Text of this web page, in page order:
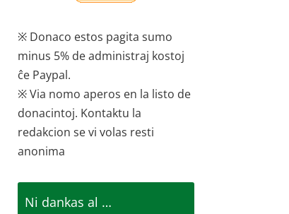
※ Donaco estos pagita sumo
minus 5% de administraj kostoj
ĉe Paypal.
※ Via nomo aperos en la listo de
donacintoj. Kontaktu la
redakcion se vi volas resti
anonima
Ni dankas al …